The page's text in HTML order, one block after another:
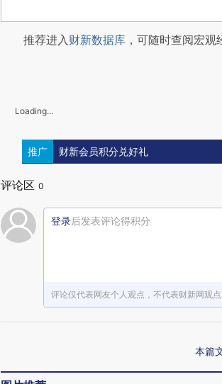
推荐进入财新数据库 ，可随时查阅宏
Loading...
推广 财新会员积分兑好礼
评论区 0
登录后发表评论得积分
评论仅代表网友个人观点，不代表财新网观点
本篇